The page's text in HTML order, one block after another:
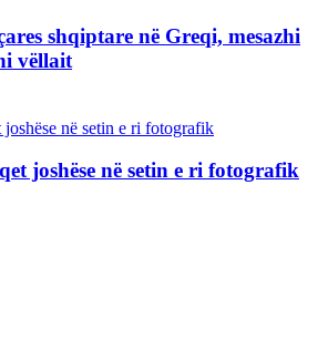
shqiptare në Greqi, mesazhi
vëllait
joshëse në setin e ri fotografik